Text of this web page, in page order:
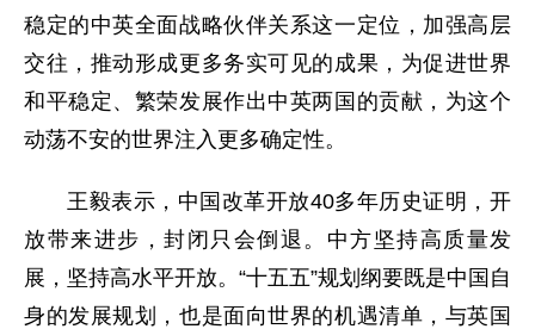
稳定的中英全面战略伙伴关系这一定位，加强高层
交往，推动形成更多务实可见的成果，为促进世界
和平稳定、繁荣发展作出中英两国的贡献，为这个
动荡不安的世界注入更多确定性。
王毅表示，中国改革开放40多年历史证明，开
放带来进步，封闭只会倒退。中方坚持高质量发
展，坚持高水平开放。“十五五”规划纲要既是中国自
身的发展规划，也是面向世界的机遇清单，与英国